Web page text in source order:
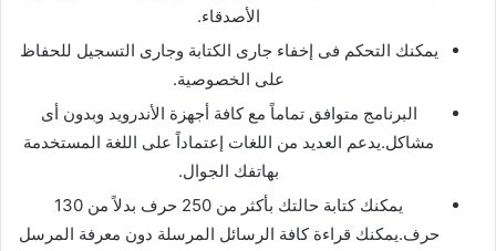
الأصدقاء.
يمكنك التحكم فى إخفاء جارى الكتابة وجارى التسجيل للحفاظ
على الخصوصية.
البرنامج متوافق تماماً مع كافة أجهزة الأندرويد وبدون أى
مشاكل.يدعم العديد من اللغات إعتماداً على اللغة المستخدمة
بهاتفك الجوال.
يمكنك كتابة حالتك بأكثر من 250 حرف بدلاً من 130
حرف.يمكنك قراءة كافة الرسائل المرسلة دون معرفة المرسل